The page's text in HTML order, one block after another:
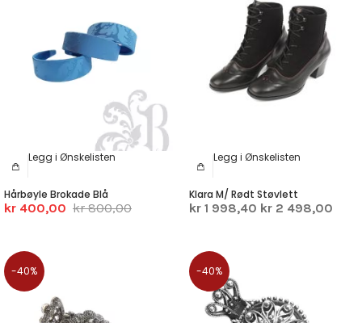
Legg i Ønskelisten
Hårbøyle Brokade Blå
kr 400,00 kr 800,00
Legg i Ønskelisten
Klara M/ Rødt Støvlett
kr 1 998,40 kr 2 498,00
-40% -40%